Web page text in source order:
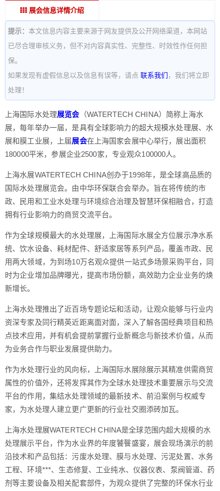
展会信息详情介绍
提示： 本文信息内容主要来源于网友提供及公开网络渠道，本网站
已尽合理审核义务，但不对内容真实性、完整性、时效性作任何担
保。
如果发现有虚假信息以及信息有误等，请点 联系我们 ，我们将立即
处理！
上海国际水处理展览会 （WATERTECH CHINA）简称上海水
展，每年举办一届，是具有全球影响力的超大规模水处理展、水
展和膜工业展，上届展会在上海国家会展中心举行，展出面积
180000平米，参展企业2500家，专业观众100000人。
上海水展WATERTECH CHINA创办于1998年，是全球高品质的
国际水处理展览会。由中华环保联合会举办。旨在将传统的市
政、民用和工业水处理与环境综合治理及智慧环保相融合，打造
拥有行业影响力的商贸交流平台。
作为全球规模最大的水处理展，上海国际水展全方位展示净水系
统、饮水设备、耗材配件、舒适家居等系列产品，覆盖市政、民
用两大领域，为到场10万名观众提供一站式多场景采购平台，同
时为企业增加品牌曝光，提高市场份额，高效助力企业业务的焕
新增长。
上海水处理推出了近百场专题论坛和活动，让观众能够与行业内
资深专家及同行精英近距离面对面，深入了解各国经典项目和热
点技术应用，并有机会提前掌握行业新概念与新技术价值，从而
为业务合作与职业发展提供助力。
作为水处理行业的风向标，上海国际水展除展示其精准供需商贸
属性的价值外，还将发挥其作为全球水处理技术重要展示与交流
平台的作用，集结水处理领域的最新技术、前沿案例与权威专
家，为水处理人建立更广更新的行业社交圈添砖加瓦。
上海水处理展WATERTECH CHINA是全球范围内超大规模的水
处理展示平台，作为水业界的年度饕餮盛宴，展会现场演示的前
沿技术和产品包括：污废水处理、膜与水处理、污泥处置、水务
工程、环境***、生态修复、工业纯水、仪器仪表、泵阀管道、药
剂等主要设备及相关配套部件，为观众提供了完整的环保水行业